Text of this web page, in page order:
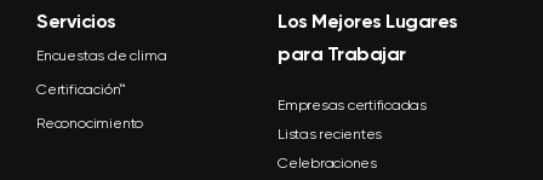
Servicios
Encuestas de clima
Certificación™
Reconocimiento
Los Mejores Lugares
para Trabajar
Empresas certificadas
Listas recientes
Celebraciones